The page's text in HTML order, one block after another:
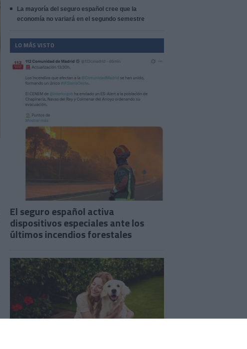
La mayoría del seguro español cree que la
economía no variará en el segundo semestre
LO MÁS VISTO
El seguro español activa
dispositivos especiales ante los
últimos incendios forestales